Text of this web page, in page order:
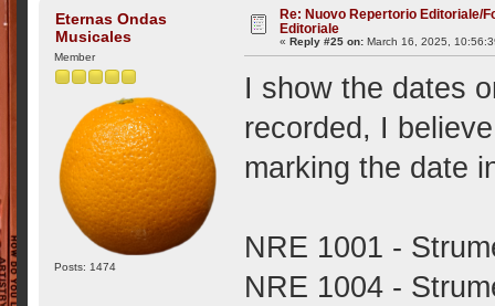
Eternas Ondas
Musicales
Member
Posts: 1474
Re: Nuovo Repertorio Editoriale/
Editoriale
«Reply #25 on: March 16, 2025,
I show the dates
recorded, I
marking the date
NRE 1001 -
NRE 1004 -